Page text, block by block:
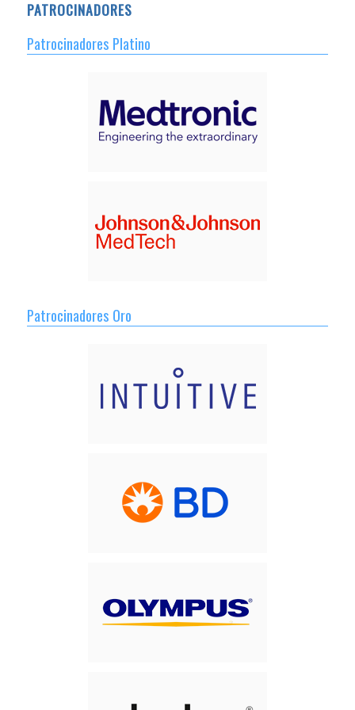
PATROCINADORES
Patrocinadores Platino
Patrocinadores Oro